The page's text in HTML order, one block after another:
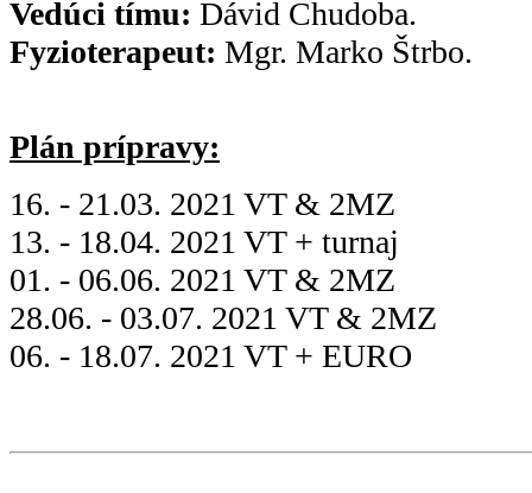
Vedúci tímu: Dávid Chudoba.
Fyzioterapeut: Mgr. Marko Štrbo.
Plán prípravy:
16. - 21.03. 2021 VT & 2MZ
13. - 18.04. 2021 VT + turnaj
01. - 06.06. 2021 VT & 2MZ
28.06. - 03.07. 2021 VT & 2MZ
06. - 18.07. 2021 VT + EURO